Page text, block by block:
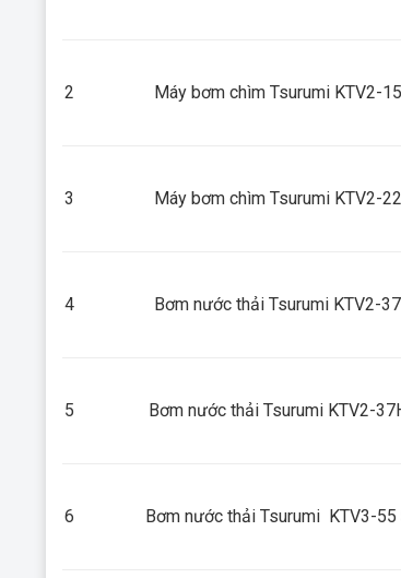
2 Máy bơm chìm Tsurumi KTV2-15
3 Máy bơm chìm Tsurumi KTV2-22
4 Bơm nước thải Tsurumi KTV2-37
5 Bơm nước thải Tsurumi KTV2-
6 Bơm nước thải Tsurumi KTV3-55